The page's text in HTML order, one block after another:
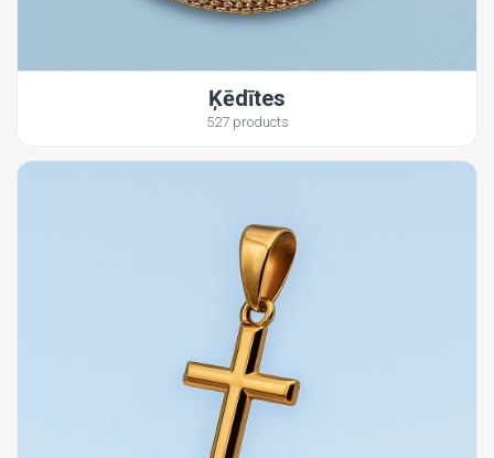
Ķēdītes
527 products